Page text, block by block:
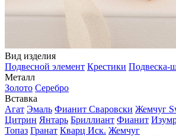
Вид изделия
Подвесной элемент Крестики Подвеска-
Металл
Золото Серебро
Вставка
Агат Эмаль Фианит Сваровски Жемчуг
Цитрин Янтарь Бриллиант Фианит
Топаз Гранат Кварц Иск. Жемчуг